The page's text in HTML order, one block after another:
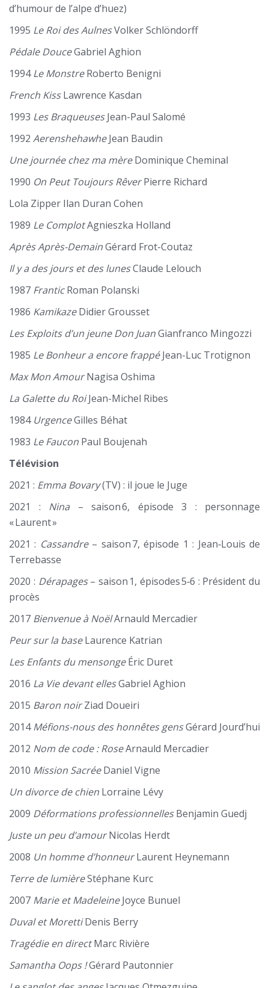
d’humour de l’alpe d’huez)
1995 Le Roi des AulnesVolker Schlöndorff
Pédale DouceGabriel Aghion
1994Le MonstreRoberto Benigni
French KissLawrence Kasdan
1993 Les BraqueusesJean-Paul Salomé
1992 AerenshehawheJean Baudin
Une journée chez ma mèreDominique Cheminal
1990 On Peut Toujours RêverPierre Richard
Lola Zipper Ilan Duran Cohen
1989 Le ComplotAgnieszka Holland
Après Après-DemainGérard Frot-Coutaz
Il y a des jours et des lunesClaude Lelouch
1987 FranticRoman Polanski
1986 KamikazeDidier Grousset
Les Exploits d’un jeune Don JuanGianfranco Mingozzi
1985 Le Bonheur a encore frappéJean-Luc Trotignon
Max Mon AmourNagisa Oshima
La Galette du RoiJean-Michel Ribes
1984 UrgenceGilles Béhat
1983 Le Faucon Paul Boujenah
Télévision
2021 : Emma Bovary(TV) : il joue le Juge
2021 : Nina – saison 6, épisode 3 : personnage
« Laurent »
2021 : Cassandre– saison 7, épisode 1 : Jean‑Louis de
Terrebasse
2020 : Dérapages– saison 1, épisodes 5‑6 : Président du
procès
2017 Bienvenue à NoëlArnauld Mercadier
Peur sur la baseLaurence Katrian
Les Enfants du mensongeÉric Duret
2016 La Vie devant ellesGabriel Aghion
2015 Baron noirZiad Doueiri
2014Méfions-nous des honnêtes gensGérard Jourd’hui
2012 Nom de code : RoseArnauld Mercadier
2010 Mission SacréeDaniel Vigne
Un divorce de chien Lorraine Lévy
2009 Déformations professionnellesBenjamin Guedj
Juste un peu d’amourNicolas Herdt
2008 Un homme d’honneurLaurent Heynemann
Terre de lumièreStéphane Kurc
2007 Marie et MadeleineJoyce Bunuel
Duval et MorettiDenis Berry
Tragédie en directMarc Rivière
Samantha Oops !Gérard Pautonnier